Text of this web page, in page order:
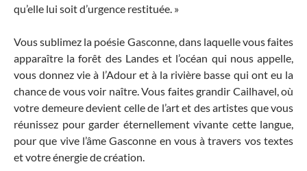
qu’elle lui soit d’urgence restituée. »
Vous sublimez la poésie Gasconne, dans laquelle vous faites
apparaître la forêt des Landes et l’océan qui nous appelle,
vous donnez vie à l’Adour et à la rivière basse qui ont eu la
chance de vous voir naître. Vous faites grandir Cailhavel, où
votre demeure devient celle de l’art et des artistes que vous
réunissez pour garder éternellement vivante cette langue,
pour que vive l’âme Gasconne en vous à travers vos textes
et votre énergie de création.